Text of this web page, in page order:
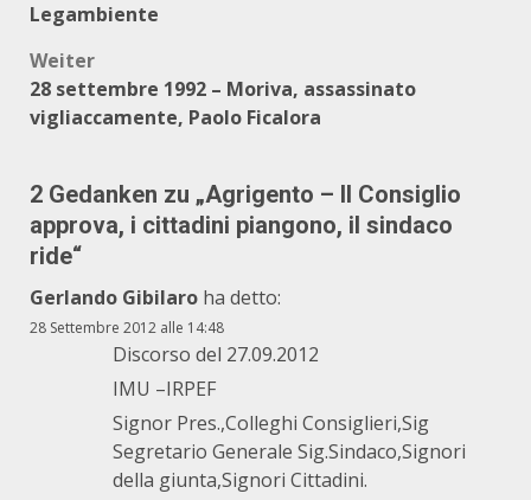
Legambiente
Weiter
28 settembre 1992 – Moriva, assassinato
vigliaccamente, Paolo Ficalora
2 Gedanken zu „Agrigento – Il Consiglio
approva, i cittadini piangono, il sindaco
ride“
Gerlando Gibilaro ha detto:
28 Settembre 2012 alle 14:48
Discorso del 27.09.2012
IMU –IRPEF
Signor Pres.,Colleghi Consiglieri,Sig
Segretario Generale Sig.Sindaco,Signori
della giunta,Signori Cittadini.